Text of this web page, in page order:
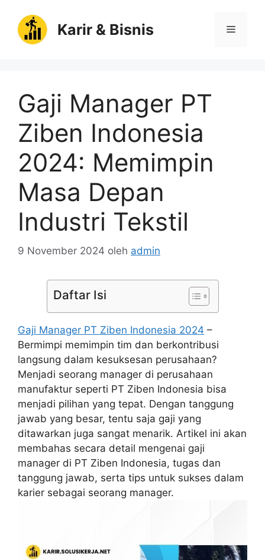
Karir & Bisnis Menu
Gaji Manager PT
Ziben Indonesia
2024: Memimpin
Masa Depan
Industri Tekstil
9 November 2024 oleh admin
Daftar Isi
Gaji Manager PT Ziben Indonesia 2024 –
Bermimpi memimpin tim dan berkontribusi
langsung dalam kesuksesan perusahaan?
Menjadi seorang manager di perusahaan
manufaktur seperti PT Ziben Indonesia bisa
menjadi pilihan yang tepat. Dengan tanggung
jawab yang besar, tentu saja gaji yang
ditawarkan juga sangat menarik. Artikel ini akan
membahas secara detail mengenai gaji
manager di PT Ziben Indonesia, tugas dan
tanggung jawab, serta tips untuk sukses dalam
karier sebagai seorang manager.